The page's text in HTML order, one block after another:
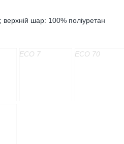
шар: 100% поліуретан
ECO 7 ECO 70